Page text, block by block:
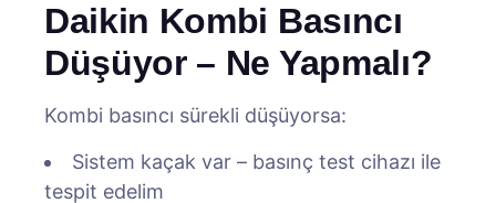
Daikin Kombi Basıncı
Düşüyor – Ne Yapmalı?
Kombi basıncı sürekli düşüyorsa:
Sistem kaçak var – basınç test cihazı ile
tespit edelim